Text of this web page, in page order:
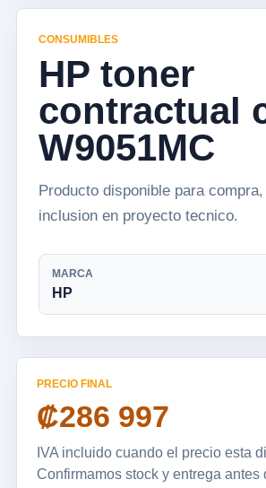
CONSUMIBLES
HP toner
contractual
W9051MC
Producto disponible para
inclusion en proyecto tecnico.
MARCA
HP
PRECIO FINAL
₡286 997
IVA incluido cuando el precio esta
Confirmamos stock y entrega antes